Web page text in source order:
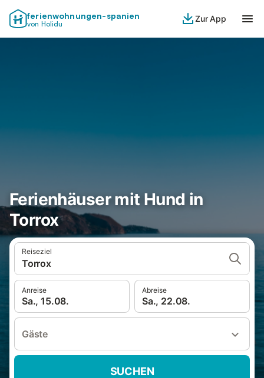
ferienwohnungen-spanien
von Holidu
Zur App
Ferienhäuser mit Hund in
Torrox
Reiseziel
Torrox
Anreise
Sa., 15.08.
Abreise
Sa., 22.08.
Gäste
SUCHEN